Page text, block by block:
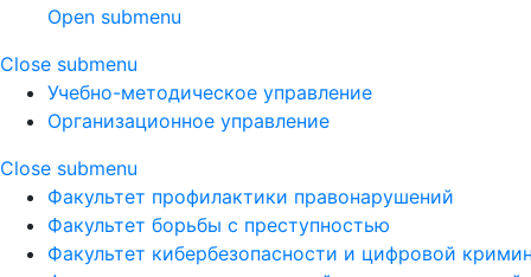
Open submenu
Close submenu
Учебно-методическое управление
Организационное управление
Close submenu
Факультет профилактики правонарушений
Факультет борьбы с преступностью
Факультет кибербезопасности и цифровой